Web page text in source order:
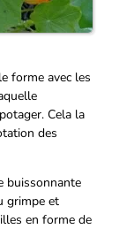
forme avec les
Cela la
des
buissonnante
grimpe et
en forme de